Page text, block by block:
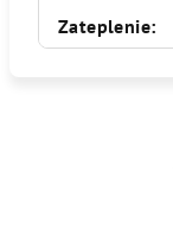
Zateplenie: